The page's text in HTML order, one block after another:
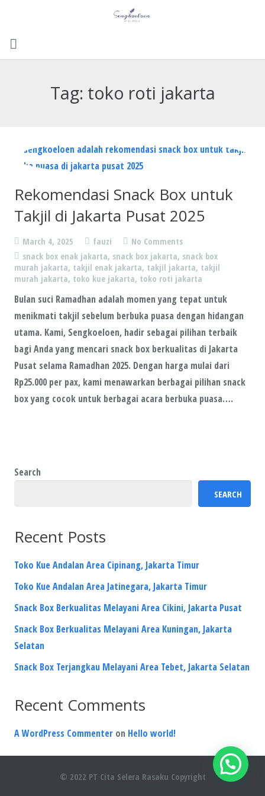
Kemitraan
Tag: toko roti jakarta
Rekomendasi Snack Box untuk
Takjil di Jakarta Pusat 2025
March 4, 2025 fauzi
No Comments
snack box enak jakarta, snack box jakarta, snack box
murah jakarta, takjil enak jakarta, takjil jakarta, takjil
murah jakarta, toko kue jakarta, toko roti jakarta
Bulan suci Ramadhan adalah momen yang tepat untuk
menikmati takjil sebelum berbuka puasa dengan hidangan
utama. Kami, Sengkoeloen, hadir sebagai pilihan terbaik
bagi Anda yang mencari snack box berkualitas di Jakarta
Pusat selama Ramadhan 2025. Dengan harga mulai dari
Rp25.000 per pax, kami menawarkan berbagai pilihan snack
box yang cocok untuk berbagai acara berbuka puasa….
Search
SEARCH
Recent Posts
Toko Kue Andalan Area Cipinang, Jakarta Timur
Toko Kue Andalan Area Jatinegara, Jakarta Timur
Snack Box Berkualitas Melayani Area Cikini, Jakarta Pusat
Snack Box Berkualitas Melayani Area Kuningan, Jakarta
Selatan
Snack Box Terjangkau Melayani Area Tebet, Jakarta Selatan
Recent Comments
A WordPress Commenter on Hello world!
© 2022 PT Cita Selera Rasaku Copyright